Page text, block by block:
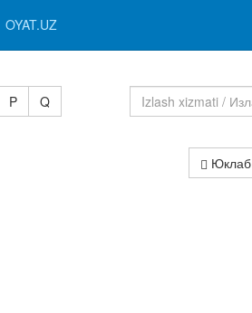
OYAT.UZ
P
Q